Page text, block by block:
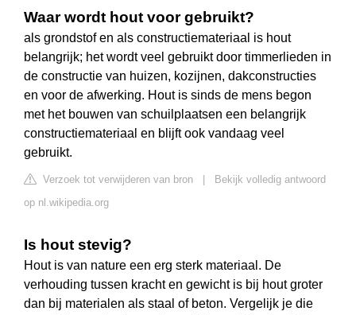
Waar wordt hout voor gebruikt?
als grondstof en als constructiemateriaal is hout
belangrijk; het wordt veel gebruikt door timmerlieden in
de constructie van huizen, kozijnen, dakconstructies
en voor de afwerking. Hout is sinds de mens begon
met het bouwen van schuilplaatsen een belangrijk
constructiemateriaal en blijft ook vandaag veel
gebruikt.
Verzoek tot verwijderen van bron
Bekijk volledig antwoord
op nl.wikipedia.org
Is hout stevig?
Hout is van nature een erg sterk materiaal. De
verhouding tussen kracht en gewicht is bij hout groter
dan bij materialen als staal of beton. Vergelijk je die